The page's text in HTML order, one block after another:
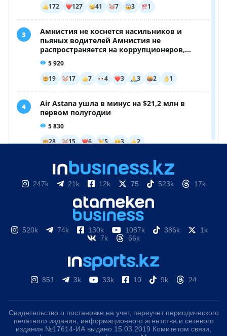
247k 21k 12k 75 523k 17k
520k 74k 130k 1087k 386k
1k
7k
56k
851 3k 33k 10 9k 24
Свидетельство о постановке на учет, переучет периодического
печатного издания, информационного агентства и сетевого
издания №17614-ИА выдано 15.03.2019 Комитетом связи,